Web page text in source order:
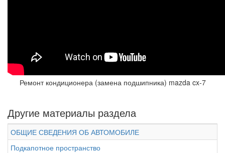
Ремонт кондиционера (замена подшипника) mazda cx-7
Другие материалы раздела
ОБЩИЕ СВЕДЕНИЯ ОБ АВТОМОБИЛЕ
Подкапотное пространство